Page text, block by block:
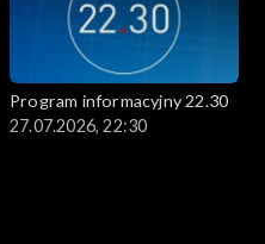
Program informacyjny 22.30
27.07.2026, 22:30